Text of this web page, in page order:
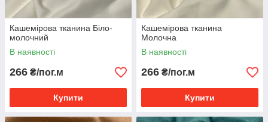
Кашемірова тканина Біло-
молочний
В наявності
266 ₴/пог.м
Купити
Кашемірова тканина
Молочна
В наявності
266 ₴/пог.м
Купити